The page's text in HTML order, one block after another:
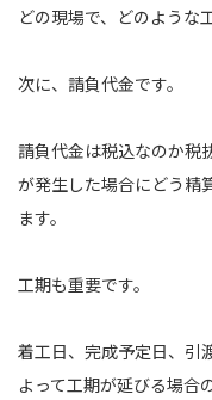
どの現場で、どのような
次に、請負代金です。
請負代金は税込なのか税
が発生した場合にどう精
ます。
工期も重要です。
着工日、完成予定日、引
よって工期が延びる場合